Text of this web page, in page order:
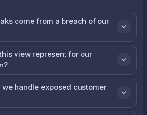
come from a breach of our
view represent for our
we handle exposed customer